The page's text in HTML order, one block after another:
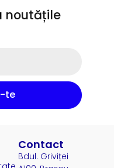
noutățile
te
Contact
Bdul. Griviței